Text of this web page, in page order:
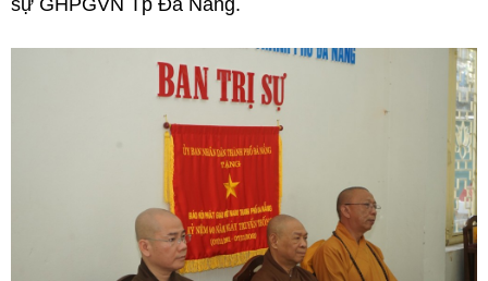
sự GHPGVN Tp Đà Nẵng.